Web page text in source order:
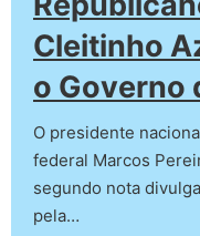
Cleitinho
o Governo
O presidente
federal Marcos
segundo nota
pela…